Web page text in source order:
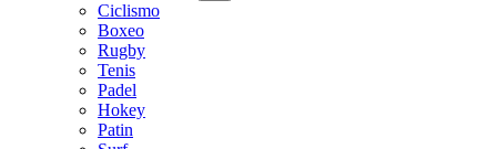
Ciclismo
Boxeo
Rugby
Tenis
Padel
Hokey
Patin